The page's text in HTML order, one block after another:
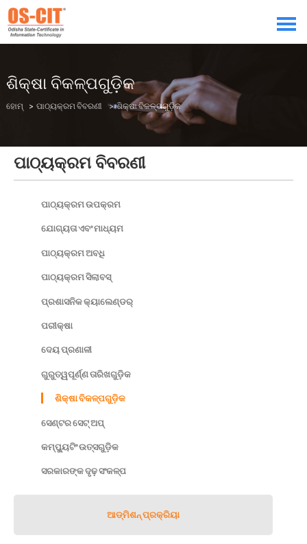
ଶିକ୍ଷା ବିକଳ୍ପଗୁଡ଼ିକ
ହୋମ୍ > ପାଠ୍ୟକ୍ରମ ବିବରଣୀ > ଶିକ୍ଷା ବିକଳ୍ପଗୁଡ଼ିକ
ପାଠ୍ୟକ୍ରମ ବିବରଣୀ
ପାଠ୍ୟକ୍ରମ ଉପକ୍ରମ
ଯୋଗ୍ୟତା ଏବଂ ମାଧ୍ୟମ
ପାଠ୍ୟକ୍ରମ ଅବଧି
ପାଠ୍ୟକ୍ରମ ସିଲାବସ୍
ପ୍ରଶାସନିକ କ୍ୟାଲେଣ୍ଡର୍
ପରୀକ୍ଷା
ଦେୟ ପ୍ରଣାଳୀ
ଗୁରୁତ୍ୱପୂର୍ଣ୍ଣ ତାରିଖଗୁଡ଼ିକ
ଶିକ୍ଷା ବିକଳ୍ପଗୁଡ଼ିକ
ସେଣ୍ଟର ସେଟ୍𝅸𝅸𝅸 ଅପ୍
କମ୍ପ୍ୟୁଟିଂ ଉତ୍ସଗୁଡ଼ିକ
ସରକାରଙ୍କ ଦୃଢ଼ ସଂକଳ୍ପ
ଆଡ୍᠎᠎᠎ମିଶନ୍ ପ୍ରକ୍ରିୟା